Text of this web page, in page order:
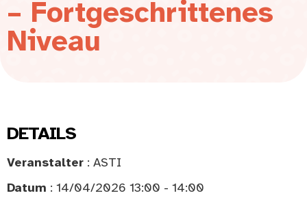
– Fortgeschrittenes
Niveau
DETAILS
Veranstalter : ASTI
Datum : 14/04/2026 13:00 - 14:00